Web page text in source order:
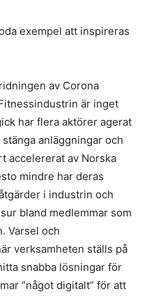
exempel att inspireras
av Corona
är inget
har flera aktörer agerat
anläggningar och
accelererat av Norska
mindre har deras
i industrin och
bland medlemmar som
Varsel och
verksamheten ställs på
snabba lösningar för
”något digitalt” för att